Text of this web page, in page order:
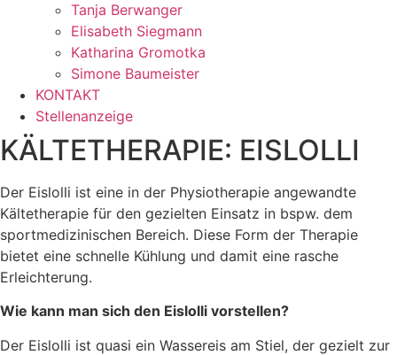
Tanja Berwanger
Elisabeth Siegmann
Katharina Gromotka
Simone Baumeister
KONTAKT
Stellenanzeige
KÄLTETHERAPIE: EISLOLLI
Der Eislolli ist eine in der Physiotherapie angewandte
Kältetherapie für den gezielten Einsatz in bspw. dem
sportmedizinischen Bereich. Diese Form der Therapie
bietet eine schnelle Kühlung und damit eine rasche
Erleichterung.
Wie kann man sich den Eislolli vorstellen?
Der Eislolli ist quasi ein Wassereis am Stiel, der gezielt zur